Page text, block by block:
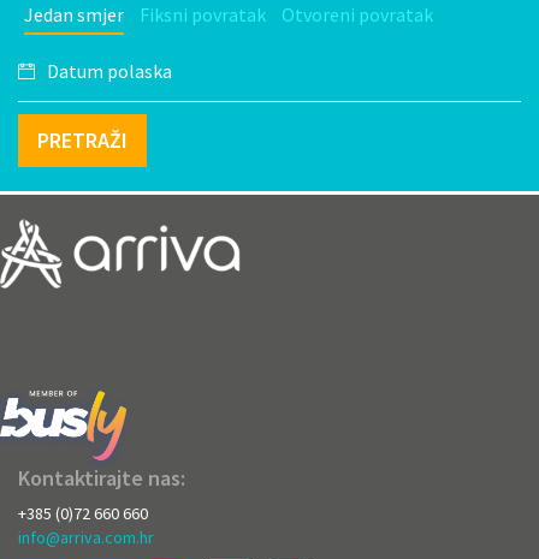
Jedan smjer Fiksni povratak Otvoreni povratak
PRETRAŽI
Kontaktirajte nas:
+385 (0)72 660 660
info@arriva.com.hr